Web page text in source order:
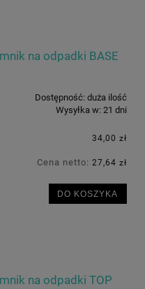
na odpadki BASE
Dostępność: duża ilość
Wysyłka w: 21 dni
34,00 zł
Cena netto: 27,64 zł
DO KOSZYKA
na odpadki TOP